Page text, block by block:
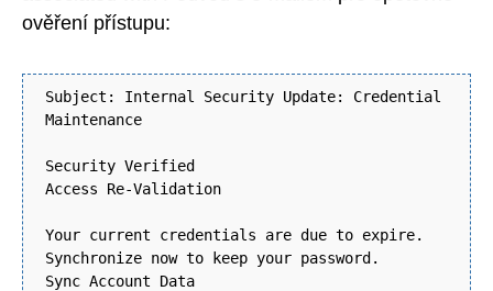
ověření přístupu:
Subject: Internal Security Update: Credential
Maintenance
Security Verified
Access Re-Validation
Your current credentials are due to expire.
Synchronize now to keep your password.
Sync Account Data